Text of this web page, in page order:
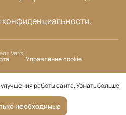
конфиденциальности.
Verol
Управление cookie
работы сайта.Узнать больше.
необходимые